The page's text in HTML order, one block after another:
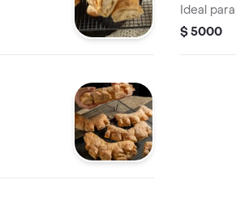
Ideal
momento.
$ 5000